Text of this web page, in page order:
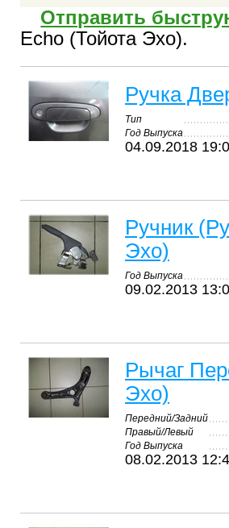
Отправить
Echo (Тойота Эхо).
Ручка
Тип
Год Выпуска
04.09.2018
Ручник
Эхо)
Год Выпуска
09.02.2013
Рычаг
Эхо)
Передний/Задний
Правый/Левый
Год Выпуска
08.02.2013